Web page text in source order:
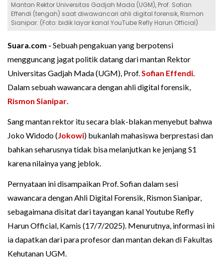
Mantan Rektor Universitas Gadjah Mada (UGM), Prof. Sofian
Effendi (tengah) saat diwawancari ahli digital forensik, Rismon
Sianipar. (Foto: bidik layar kanal YouTube Refly Harun Official)
Suara.com - Sebuah pengakuan yang berpotensi
mengguncang jagat politik datang dari mantan Rektor
Universitas Gadjah Mada (UGM), Prof.Sofian Effendi.
Dalam sebuah wawancara dengan ahli digital forensik,
Rismon Sianipar.
Sang mantan rektor itu secara blak-blakan menyebut bahwa
Joko Widodo (Jokowi) bukanlah mahasiswa berprestasi dan
bahkan seharusnya tidak bisa melanjutkan ke jenjang S1
karena nilainya yang jeblok.
Pernyataan ini disampaikan Prof. Sofian dalam sesi
wawancara dengan Ahli Digital Forensik, Rismon Sianipar,
sebagaimana disitat dari tayangan kanal Youtube Refly
Harun Official, Kamis (17/7/2025). Menurutnya, informasi ini
ia dapatkan dari para profesor dan mantan dekan di Fakultas
Kehutanan UGM.